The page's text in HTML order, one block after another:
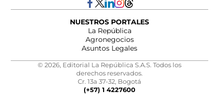
NUESTROS PORTALES
La República
Agronegocios
Asuntos Legales
© 2026, Editorial La República S.A.S. Todos los
derechos reservados.
Cr. 13a 37-32, Bogotá
(+57) 1 4227600